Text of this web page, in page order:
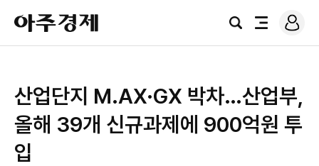
아
주
경
검
전
로
그
산업단지 M.AX·GX 박차…산업부,
올해 39개 신규과제에 900억원 투
입